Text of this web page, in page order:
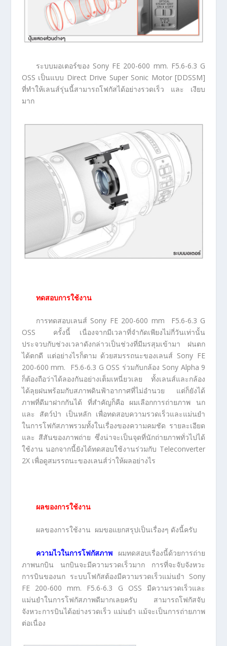
ระบบมอเตอร์ของ Sony FE 200-600 mm. F5.6-6.3 G
OSS เป็นแบบ Direct Drive Super Sonic Motor [DDSSM]
ที่ทำให้เลนส์รุ่นนี้สามารถโฟกัสได้อย่างรวดเร็ว และ เงียบ
มาก
ทดสอบการใช้งาน
การทดสอบเลนส์ Sony FE 200-600 mm F5.6-6.3 G
OSS ครั้งนี้ เนื่องจากมีเวลาที่จำกัดเพียงไม่กี่วันเท่านั้น
ประจวบกับช่วงเวลาดังกล่าวเป็นช่วงที่มีมรสุมเข้ามา ฝนตก
ได้ตกดี แต่อย่างไรก็ตาม ด้วยสมรรถนะของเลนส์ Sony FE
200-600 mm. F5.6-6.3 G OSS ร่วมกับกล้อง Sony Alpha 9
ก็ต้องถือว่าได้ลองกันอย่างเต็มเหนี่ยวเลย ทั้งเลนส์และกล้อง
ได้ลุยฝนพร้อมกับสภาพดินฟ้าอากาศที่ไม่อำนวย แต่ก็ยังได้
ภาพที่ดีมาฝากกันได้ ที่สำคัญก็คือ ผมเลือกการถ่ายภาพ นก
และ สัตว์ป่า เป็นหลัก เพื่อทดสอบความรวดเร็วและแม่นยำ
ในการโฟกัสภาพรวมทั้งในเรื่องของความคมชัด รายละเอียด
และ สีสันของภาพถ่าย ซึ่งน่าจะเป็นจุดที่นักถ่ายภาพทั่วไปได้
ใช้งาน นอกจากนี้ยังได้ทดสอบใช้งานร่วมกับ Teleconverter
2X เพื่อดูสมรรถนะของเลนส์ว่าให้ผลอย่างไร
ผลของการใช้งาน
ผลของการใช้งาน ผมขอแยกสรุปเป็นเรื่องๆ ดังนี้ครับ
ความไวในการโฟกัสภาพผมทดสอบเรื่องนี้ด้วยการถ่าย
ภาพนกบิน นกบินจะมีความรวดเร็วมาก การที่จะจับจังหวะ
การบินของนก ระบบโฟกัสต้องมีความรวดเร็วแม่นยำ Sony
FE 200-600 mm. F5.6-6.3 G OSS มีความรวดเร็วและ
แม่นยำในการโฟกัสภาพดีมากเลยครับ สามารถโฟกัสจับ
จังหวะการบินได้อย่างรวดเร็ว แม่นยำ แม้จะเป็นการถ่ายภาพ
ต่อเนื่อง